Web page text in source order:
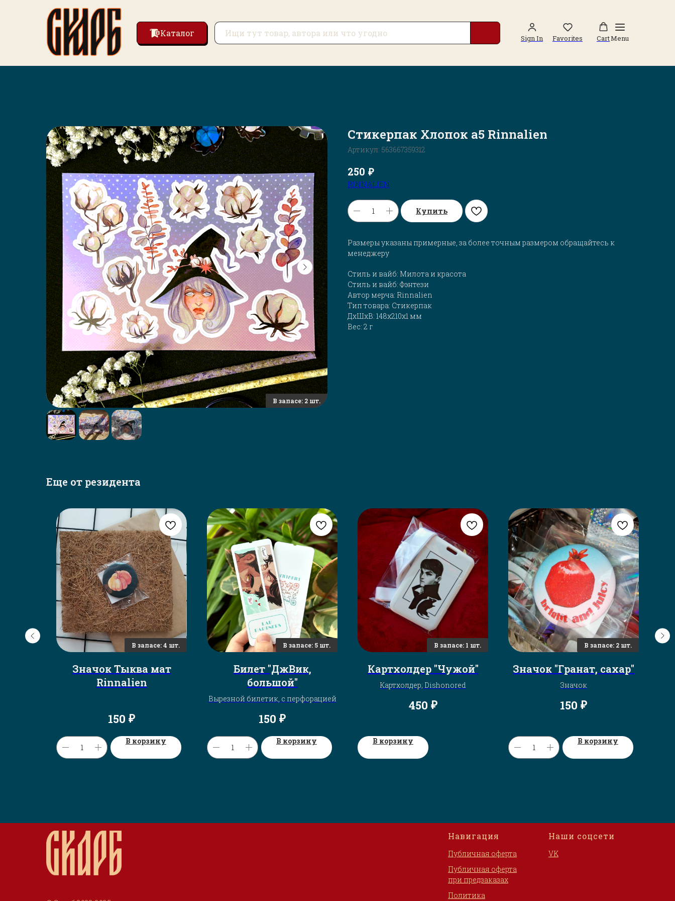
Каталог Sign In Favorites CartMenu
Стикерпак Хлопок а5 Rinnalien
Артикул: 563667359312
250 ₽
RINNALIEN
Купить
Размеры указаны примерные, за более точным размером обращайтесь к
менеджеру
Стиль и вайб: Милота и красота
Стиль и вайб: Фэнтези
Автор мерча: Rinnalien
Тип товара: Стикерпак
ДxШxВ: 148x210x1 мм
Вес: 2 г
Еще от резидента
Значок Тыква мат
Rinnalien
150 ₽
В корзину
Билет "ДжВик,
большой"
Вырезной билетик, с перфорацией
150 ₽
В корзину
Картхолдер "Чужой"
Картхолдер; Dishonored
450 ₽
В корзину
Значок "Гранат, сахар"
Значок
150 ₽
В корзину
Навигация
Публичная оферта
Публичная оферта
при предзаказах
Политика
Наши соцсети
VK